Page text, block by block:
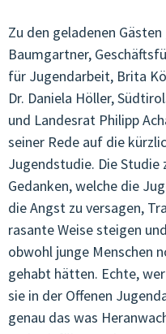
QUALITÄT &
JUNGE KULTUR &
JUNGES EUROPA &
GENDER &
ARBEITSKREISE
ARTIKEL & STORIES
ESF/FSE
Zu den geladenen
Baumgartner,
für Jugendarbeit, Brita
Dr. Daniela Höller,
und Landesrat Philipp
seiner Rede auf die
Jugendstudie. Die
Gedanken, welche die
die Angst zu versagen,
rasante Weise steigen
obwohl junge Menschen
gehabt hätten. Echte,
sie in der Offenen
genau das was